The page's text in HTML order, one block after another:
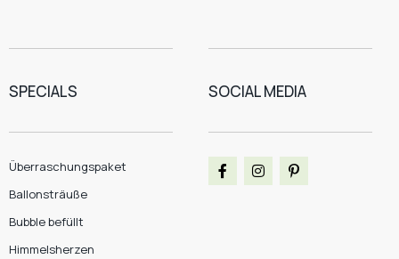
SPECIALS
Überraschungspaket
Ballonsträuße
Bubble befüllt
Himmelsherzen
SOCIAL MEDIA